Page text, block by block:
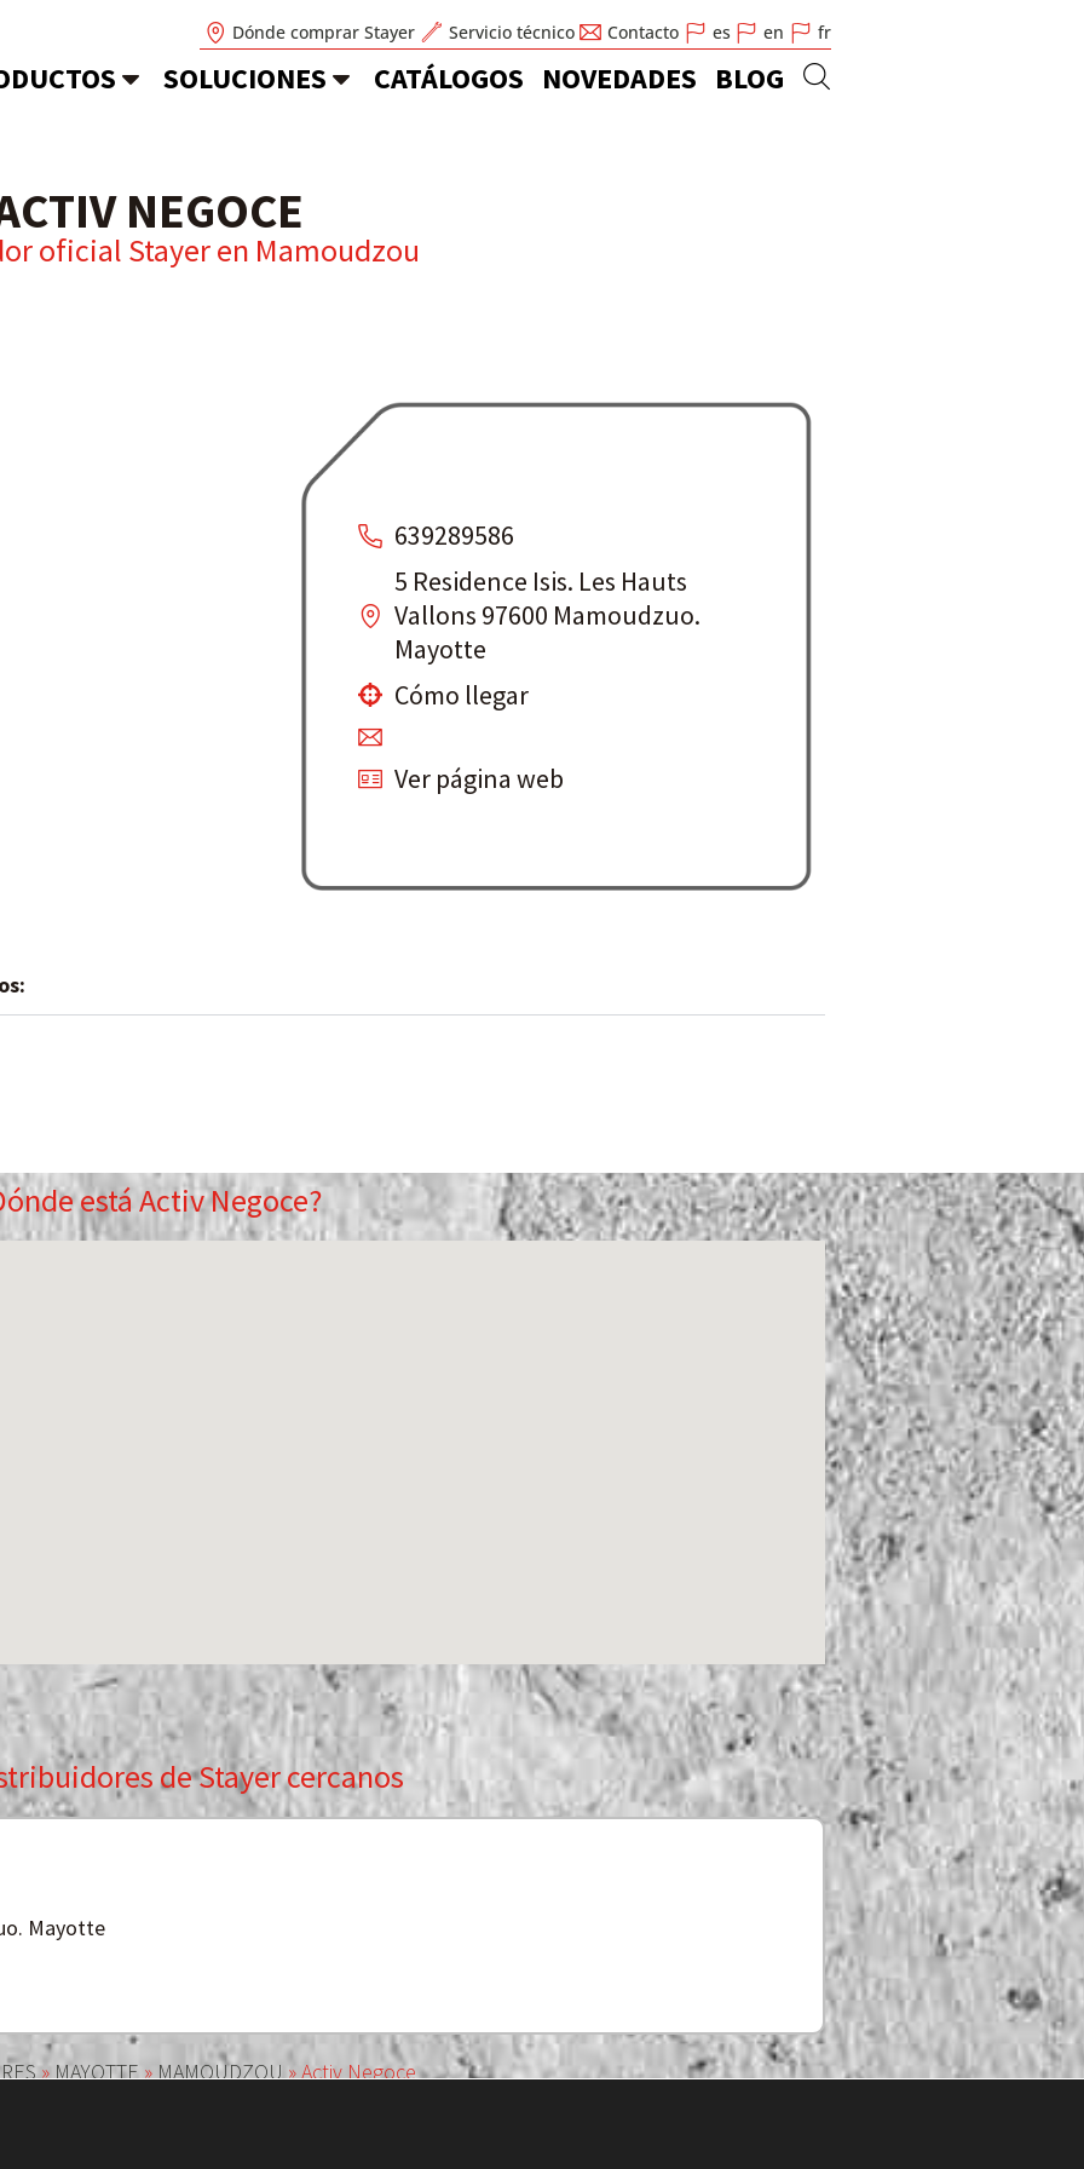
Dónde comprar Stayer Servicio técnico Contacto es en fr
SOLUCIONES CATÁLOGOS NOVEDADES BLOG
NEGOCE
oficial Stayer en Mamoudzou
639289586
5 Residence Isis. Les Hauts
Vallons 97600 Mamoudzuo.
Mayotte
Cómo llegar
Ver página web
está Activ Negoce?
de Stayer cercanos
Mayotte
»MAYOTTE»MAMOUDZOU»Activ Negoce